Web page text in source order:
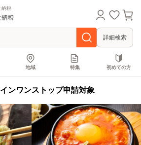
納税
詳細検索
地域 特集 初めての方
ンワンストップ申請対象